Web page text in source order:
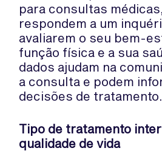
para consultas
respondem a um
avaliarem o seu bem-
função física e a sua
dados ajudam na
a consulta e podem
decisões de tratamento.
Tipo de tratamento
qualidade de vida